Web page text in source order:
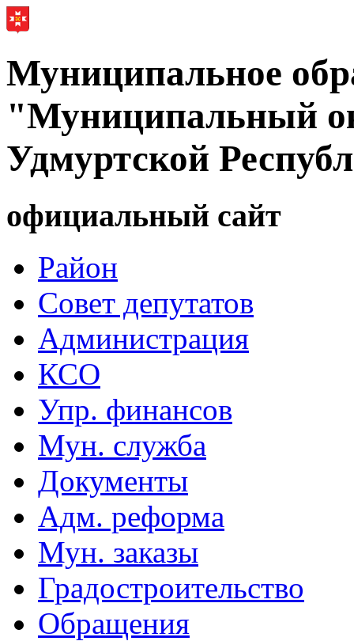
Муниципальное
"Муниципальный
Удмуртской
официальный сайт
Район
Совет депутатов
Администрация
КСО
Упр. финансов
Мун. служба
Документы
Адм. реформа
Мун. заказы
Градостроительство
Обращения